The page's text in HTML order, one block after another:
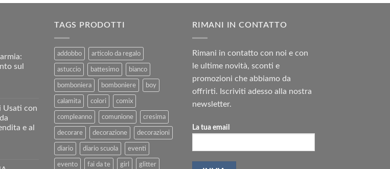
sul
Usati con
e al
TAGS PRODOTTI
addobbo articolo da regalo
astuccio battesimo bianco
bomboniera bomboniere boy
calamita colori comix
compleanno comunione cresima
decorare decorazione decorazioni
diario diario scuola eventi
evento fai da te girl glitter
RIMANI IN CONTATTO
Rimani in contatto con noi e con
le ultime novità, sconti e
promozioni che abbiamo da
offrirti. Iscriviti adesso alla nostra
newsletter.
La tua email